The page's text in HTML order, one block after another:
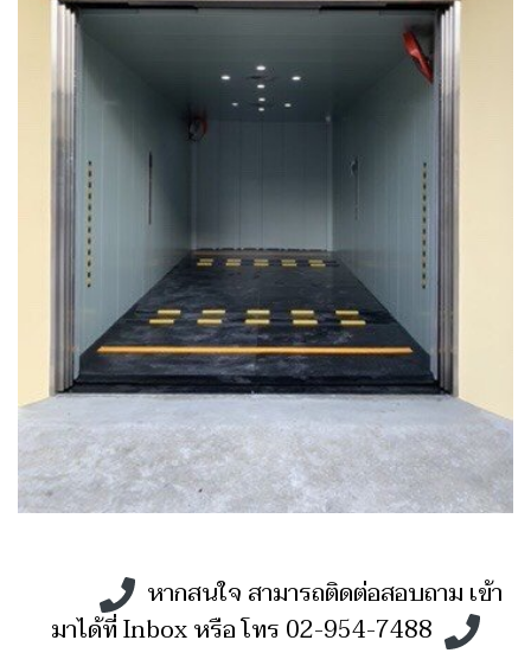
หากสนใจ สามารถติดต่อสอบถาม เข้า
มาได้ที่ Inbox หรือ โทร 02-954-7488